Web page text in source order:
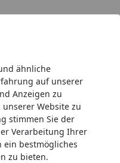
ähnliche
auf unserer
Anzeigen zu
Website zu
stimmen Sie der
Verarbeitung Ihrer
ein bestmögliches
zu bieten.
Hotline
& Pool-
bis 468,99€)